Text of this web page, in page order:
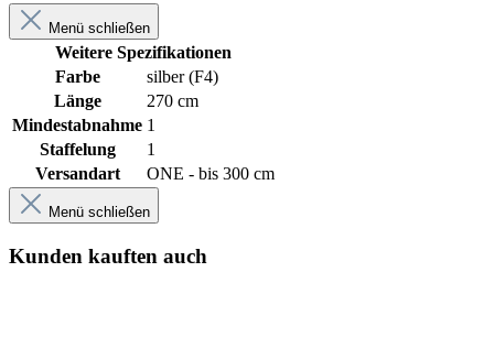
Menü schließen
Weitere Spezifikationen
Farbe
silber (F4)
Länge
270 cm
Mindestabnahme 1
Staffelung
1
Versandart
ONE - bis 300 cm
Menü schließen
Kunden kauften auch